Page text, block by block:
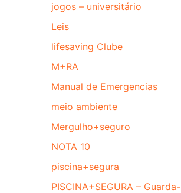
jogos – universitário
Leis
lifesaving Clube
M+RA
Manual de Emergencias
meio ambiente
Mergulho+seguro
NOTA 10
piscina+segura
PISCINA+SEGURA – Guarda-